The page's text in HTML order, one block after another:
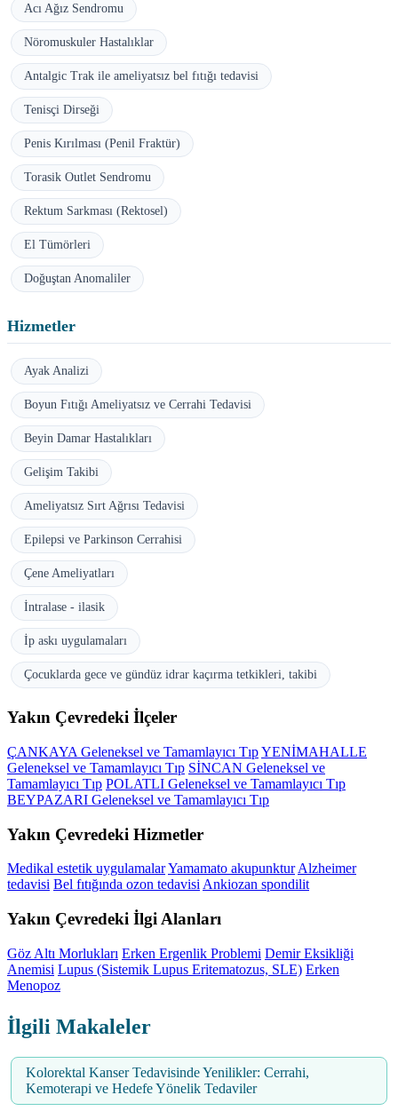
Acı Ağız Sendromu
Nöromuskuler Hastalıklar
Antalgic Trak ile ameliyatsız bel fıtığı tedavisi
Tenisçi Dirseği
Penis Kırılması (Penil Fraktür)
Torasik Outlet Sendromu
Rektum Sarkması (Rektosel)
El Tümörleri
Doğuştan Anomaliler
Hizmetler
Ayak Analizi
Boyun Fıtığı Ameliyatsız ve Cerrahi Tedavisi
Beyin Damar Hastalıkları
Gelişim Takibi
Ameliyatsız Sırt Ağrısı Tedavisi
Epilepsi ve Parkinson Cerrahisi
Çene Ameliyatları
İntralase - ilasik
İp askı uygulamaları
Çocuklarda gece ve gündüz idrar kaçırma tetkikleri, takibi
Yakın Çevredeki İlçeler
ÇANKAYA Geleneksel ve Tamamlayıcı TıpYENİMAHALLE
Geleneksel ve Tamamlayıcı Tıp SİNCAN Geleneksel ve
Tamamlayıcı Tıp POLATLI Geleneksel ve Tamamlayıcı Tıp
BEYPAZARI Geleneksel ve Tamamlayıcı Tıp
Yakın Çevredeki Hizmetler
Medikal estetik uygulamalarYamamato akupunkturAlzheimer
tedavisi Bel fıtığında ozon tedavisiAnkiozan spondilit
Yakın Çevredeki İlgi Alanları
Göz Altı Morlukları Erken Ergenlik Problemi Demir Eksikliği
Anemisi Lupus (Sistemik Lupus Eritematozus, SLE) Erken
Menopoz
İlgili Makaleler
Kolorektal Kanser Tedavisinde Yenilikler: Cerrahi,
Kemoterapi ve Hedefe Yönelik Tedaviler